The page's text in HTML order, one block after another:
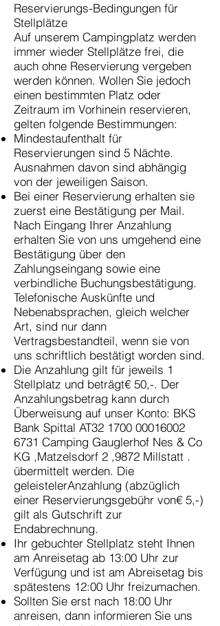
Reservierungs-Bedingungen für
Stellplätze
Auf unserem Campingplatz werden
immer wieder Stellplätze frei, die
auch ohne Reservierung vergeben
werden können. Wollen Sie jedoch
einen bestimmten Platz oder
Zeitraum im Vorhinein reservieren,
gelten folgende Bestimmungen:
Mindestaufenthalt für
Reservierungen sind 5 Nächte.
Ausnahmen davon sind abhängig
von der jeweiligen Saison.
Bei einer Reservierung erhalten sie
zuerst eine Bestätigung per Mail.
Nach Eingang Ihrer Anzahlung
erhalten Sie von uns umgehend eine
Bestätigung über den
Zahlungseingang sowie eine
verbindliche Buchungsbestätigung.
Telefonische Auskünfte und
Nebenabsprachen, gleich welcher
Art, sind nur dann
Vertragsbestandteil, wenn sie von
uns schriftlich bestätigt worden sind.
Die Anzahlung gilt für jeweils 1
Stellplatz und beträgt€ 50,-. Der
Anzahlungsbetrag kann durch
Überweisung auf unser Konto: BKS
Bank Spittal AT32 1700 00016002
6731 Camping Gauglerhof Nes & Co
KG ,Matzelsdorf 2 ,9872 Millstatt .
übermittelt werden. Die
geleistelerAnzahlung (abzüglich
einer Reservierungsgebühr von€ 5,-)
gilt als Gutschrift zur
Endabrechnung.
Ihr gebuchter Stellplatz steht Ihnen
am Anreisetag ab 13:00 Uhr zur
Verfügung und ist am Abreisetag bis
spätestens 12:00 Uhr freizumachen.
Sollten Sie erst nach 18:00 Uhr
anreisen, dann informieren Sie uns